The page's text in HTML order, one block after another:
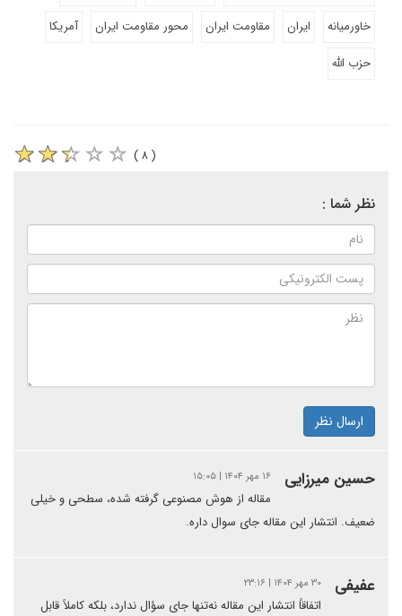
خاورمیانه
ایران مقاومت ایران محور مقاومت ایران
آمریکا
حزب الله
( ۸ )
نظر شما :
ارسال نظر
حسین میرزایی ۱۶ مهر ۱۴۰۴ | ۱۵:۰۵
مقاله از هوش مصنوعی گرفته شده، سطحی و خیلی
ضعیف. انتشار این مقاله جای سوال داره.
عفیفی ۳۰ مهر ۱۴۰۴ | ۲۳:۱۶
اتفاقاً انتشار این مقاله نه‌تنها جای سؤال ندارد، بلکه کاملاً قابل